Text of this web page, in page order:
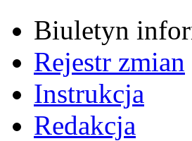
Biuletyn
Rejestr zmian
Instrukcja
Redakcja